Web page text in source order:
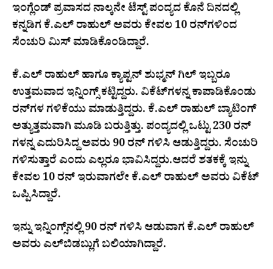
ಇಂಗ್ಲೆಂಡ್‌ ಪ್ರವಾಸದ ನಾಲ್ಕನೇ ಟೆಸ್ಟ್​ ಪಂದ್ಯದ ಕೊನೆ ದಿನದಲ್ಲಿ
ಕನ್ನಡಿಗ ಕೆ.ಎಲ್ ರಾಹುಲ್ ಅವರು ಕೇವಲ 10 ರನ್​ಗಳಿಂದ
ಸೆಂಚುರಿ ಮಿಸ್ ಮಾಡಿಕೊಂಡಿದ್ದಾರೆ.
ಕೆ.ಎಲ್ ರಾಹುಲ್ ಹಾಗೂ ಕ್ಯಾಪ್ಟನ್ ಶುಭ್ಮನ್ ಗಿಲ್ ಇಬ್ಬರೂ
ಉತ್ತಮವಾದ ಇನ್ನಿಂಗ್ಸ್​ ಕಟ್ಟಿದ್ದರು. ವಿಕೆಟ್​ಗಳನ್ನ ಕಾಪಾಡಿಕೊಂಡು
ರನ್​ಗಳ ಗಳಿಕೆಯು ಮಾಡುತ್ತಿದ್ದರು. ಕೆ.ಎಲ್ ರಾಹುಲ್​ ಬ್ಯಾಟಿಂಗ್
ಅತ್ಯುತ್ತಮವಾಗಿ ಮೂಡಿ ಬರುತ್ತಿತ್ತು. ಪಂದ್ಯದಲ್ಲಿ ಒಟ್ಟು 230 ರನ್​
ಗಳನ್ನ ಎದುರಿಸಿದ್ದ ಅವರು 90 ರನ್​ ಗಳಿಸಿ ಆಡುತ್ತಿದ್ದರು. ಸೆಂಚುರಿ
ಗಳಿಸುತ್ತಾರೆ ಎಂದು ಎಲ್ಲರೂ ಭಾವಿಸಿದ್ದರು.ಆದರೆ ಶತಕಕ್ಕೆ ಇನ್ನು
ಕೇವಲ 10 ರನ್​ ಇರುವಾಗಲೇ ಕೆ.ಎಲ್ ರಾಹುಲ್ ಅವರು ವಿಕೆಟ್​
ಒಪ್ಪಿಸಿದ್ದಾರೆ.
ಇನ್ನು ಇನ್ನಿಂಗ್ಸ್​ನಲ್ಲಿ 90 ರನ್​ ಗಳಿಸಿ ಆಡುವಾಗ ಕೆ.ಎಲ್ ರಾಹುಲ್
ಅವರು ಎಲ್​​ಬಿಡಬ್ಲುಗೆ ಬಲಿಯಾಗಿದ್ದಾರೆ.